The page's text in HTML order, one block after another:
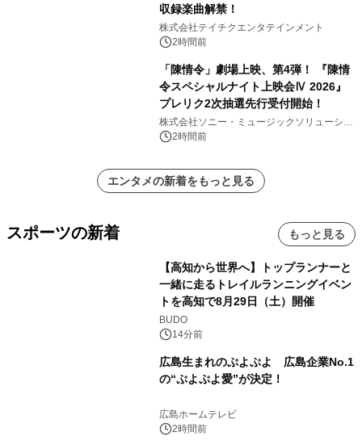
収録楽曲解禁！
株式会社テイチクエンタテインメント
2時間前
「陳情令」劇場上映、第4弾！ 『陳情
令スペシャルナイト上映会Ⅳ 2026』
プレリク2次抽選先行受付開始！
株式会社ソニー・ミュージックソリューショ
ンズ2時間前
エンタメの新着をもっと見る
スポーツの新着 もっと見る
【高知から世界へ】トップランナーと
一緒に走るトレイルランニングイベン
トを高知で8月29日（土）開催
BUDO
14分前
広島生まれのぷよぷよ 広島企業No.1
の“ぷよぷよ愛”が決定！
広島ホームテレビ
2時間前